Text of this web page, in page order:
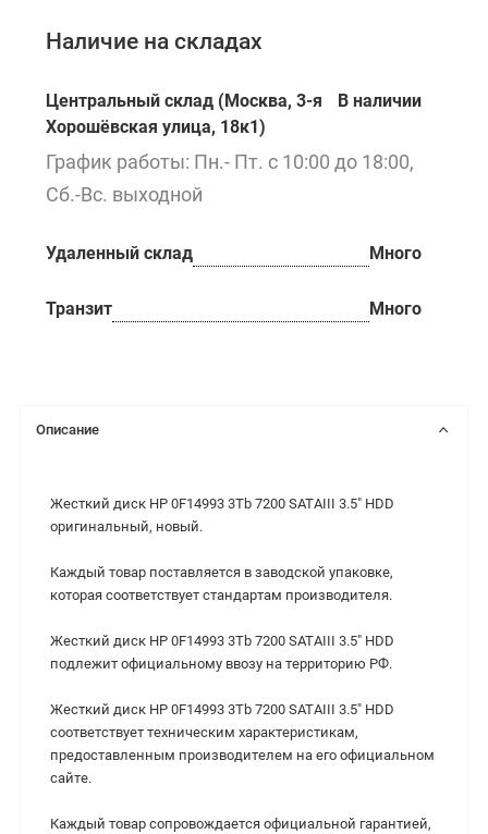
Наличие на складах
Центральный склад (Москва, 3-я
Хорошёвская улица, 18к1)
В наличии
График работы: Пн.- Пт. с 10:00 до 18:00,
Сб.-Вс. выходной
Удаленный склад Много
Транзит Много
Описание
Жесткий диск HP 0F14993 3Tb 7200 SATAIII 3.5" HDD
оригинальный, новый.
Каждый товар поставляется в заводской упаковке,
которая соответствует стандартам производителя.
Жесткий диск HP 0F14993 3Tb 7200 SATAIII 3.5" HDD
подлежит официальному ввозу на территорию РФ.
Жесткий диск HP 0F14993 3Tb 7200 SATAIII 3.5" HDD
cоответствует техническим характеристикам,
предоставленным производителем на его официальном
сайте.
Каждый товар сопровождается официальной гарантией,